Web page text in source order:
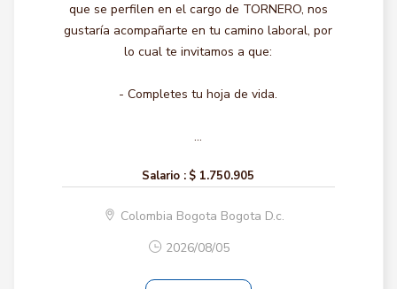
que se perfilen en el cargo de TORNERO, nos
gustaría acompañarte en tu camino laboral, por
lo cual te invitamos a que:
- Completes tu hoja de vida.
...
Salario : $ 1.750.905
Colombia Bogota Bogota D.c.
2026/08/05